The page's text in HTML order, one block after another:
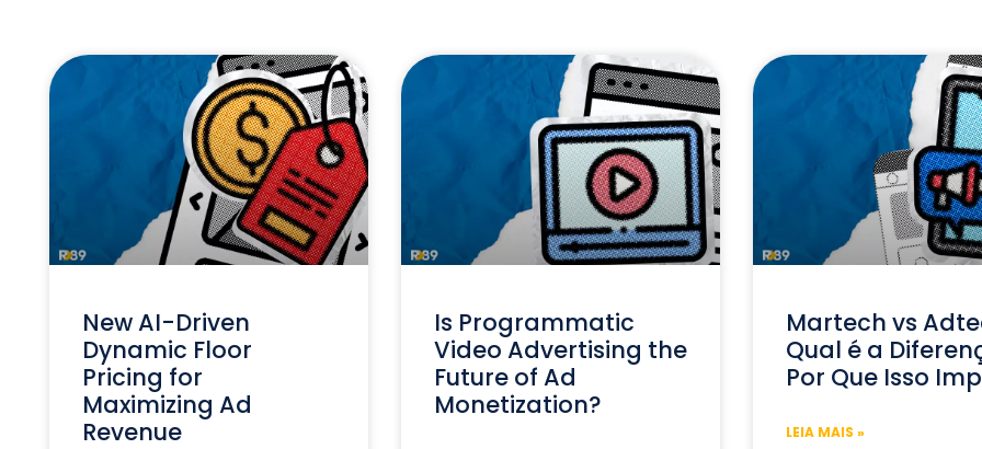
New AI-Driven
Dynamic Floor
Pricing for
Maximizing Ad
Revenue
Is Programmatic
Video Advertising the
Future of Ad
Monetization?
Martech vs
Qual é a
Por Que Isso
LEIA MAIS »